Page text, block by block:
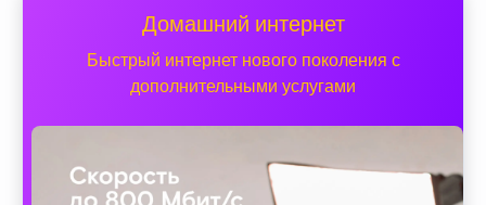
Домашний интернет
Быстрый интернет нового поколения с
дополнительными услугами